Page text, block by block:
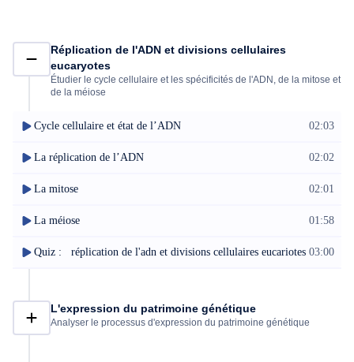
Réplication de l'ADN et divisions cellulaires
eucaryotes
Étudier le cycle cellulaire et les spécificités de l'ADN, de la mitose et
de la méiose
Cycle cellulaire et état de l’ADN 02:03
La réplication de l’ADN 02:02
La mitose 02:01
La méiose 01:58
Quiz : réplication de l'adn et divisions cellulaires eucariotes 03:00
L'expression du patrimoine génétique
Analyser le processus d'expression du patrimoine génétique